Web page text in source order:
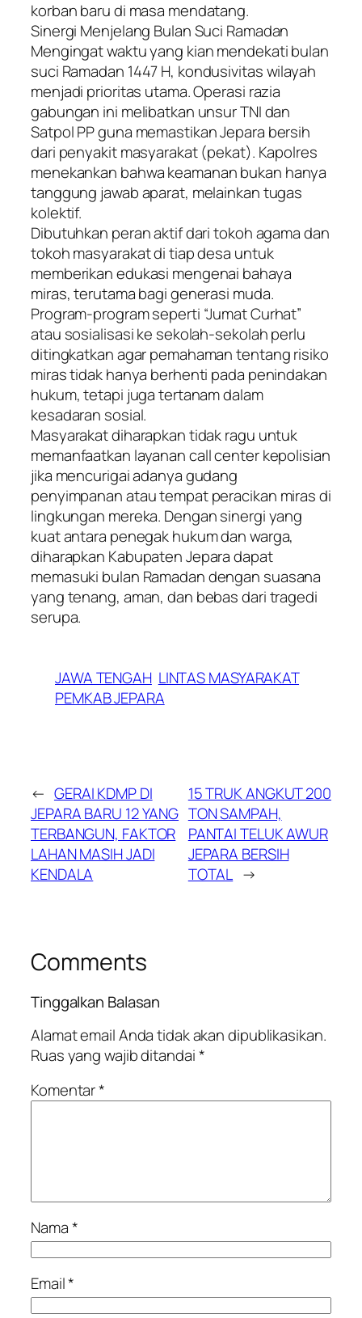
korban baru di masa mendatang.
​Sinergi Menjelang Bulan Suci Ramadan
​Mengingat waktu yang kian mendekati bulan
suci Ramadan 1447 H, kondusivitas wilayah
menjadi prioritas utama. Operasi razia
gabungan ini melibatkan unsur TNI dan
Satpol PP guna memastikan Jepara bersih
dari penyakit masyarakat (pekat). Kapolres
menekankan bahwa keamanan bukan hanya
tanggung jawab aparat, melainkan tugas
kolektif.
​Dibutuhkan peran aktif dari tokoh agama dan
tokoh masyarakat di tiap desa untuk
memberikan edukasi mengenai bahaya
miras, terutama bagi generasi muda.
Program-program seperti “Jumat Curhat”
atau sosialisasi ke sekolah-sekolah perlu
ditingkatkan agar pemahaman tentang risiko
miras tidak hanya berhenti pada penindakan
hukum, tetapi juga tertanam dalam
kesadaran sosial.
​Masyarakat diharapkan tidak ragu untuk
memanfaatkan layanan call center kepolisian
jika mencurigai adanya gudang
penyimpanan atau tempat peracikan miras di
lingkungan mereka. Dengan sinergi yang
kuat antara penegak hukum dan warga,
diharapkan Kabupaten Jepara dapat
memasuki bulan Ramadan dengan suasana
yang tenang, aman, dan bebas dari tragedi
serupa.
JAWA TENGAH LINTAS MASYARAKAT
PEMKAB JEPARA
← GERAI KDMP DI
JEPARA BARU 12 YANG
TERBANGUN, FAKTOR
LAHAN MASIH JADI
KENDALA
15 TRUK ANGKUT 200
TON SAMPAH,
PANTAI TELUK AWUR
JEPARA BERSIH
TOTAL →
Comments
Tinggalkan Balasan
Alamat email Anda tidak akan dipublikasikan.
Ruas yang wajib ditandai*
Komentar*
Nama*
Email*